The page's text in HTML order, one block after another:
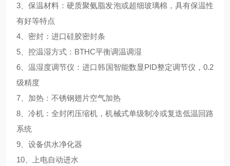
3、保温材料：硬质聚氨脂发泡或超细玻璃棉，具有保温性
有好等特点
4、密封：进口硅胶密封条
5、控温湿方式：BTHC平衡调温调湿
6、温湿度调节仪：进口韩国智能数显PID整定调节仪，0.2
级精度
7、加热：不锈钢翅片空气加热
8、冷机：全封闭压缩机，机械式单级制冷或复迭低温回路
系统
9、设备供水净化器
10、上电自动进水